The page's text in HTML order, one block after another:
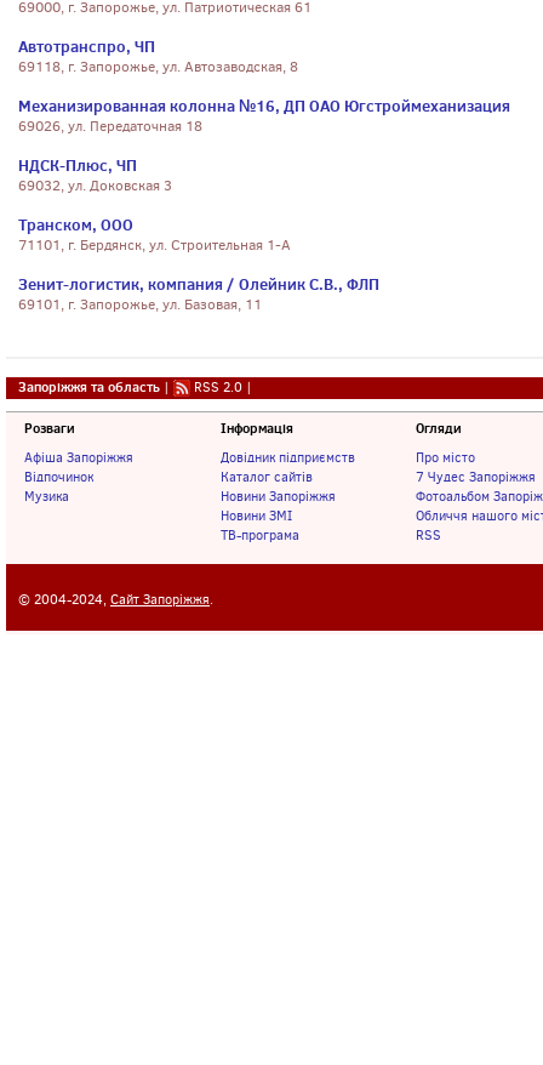
69000, г. Запорожье, ул. Патриотическая 61
Автотранспро, ЧП
69118, г. Запорожье, ул. Автозаводская, 8
Механизированная колонна №16, ДП ОАО Югстроймеханизация
69026, ул. Передаточная 18
НДСК-Плюс, ЧП
69032, ул. Доковская 3
Транском, ООО
71101, г. Бердянск, ул. Строительная 1-А
Зенит-логистик, компания / Олейник С.В., ФЛП
69101, г. Запорожье, ул. Базовая, 11
Запоріжжя та область | RSS 2.0 |
Розваги
Афіша Запоріжжя
Відпочинок
Музика
Інформація
Довідник підприємств
Каталог сайтів
Новини Запоріжжя
Новини ЗМІ
ТВ-програма
Огляди
Про місто
7 Чудес Запоріжжя
Фотоальбом
Обличчя нашого
RSS
© 2004-2024, Сайт Запоріжжя.